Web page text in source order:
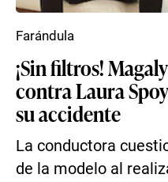
¡Sin filtros!
contra Laura
su accidente
La conductora
de la modelo al
Farándula